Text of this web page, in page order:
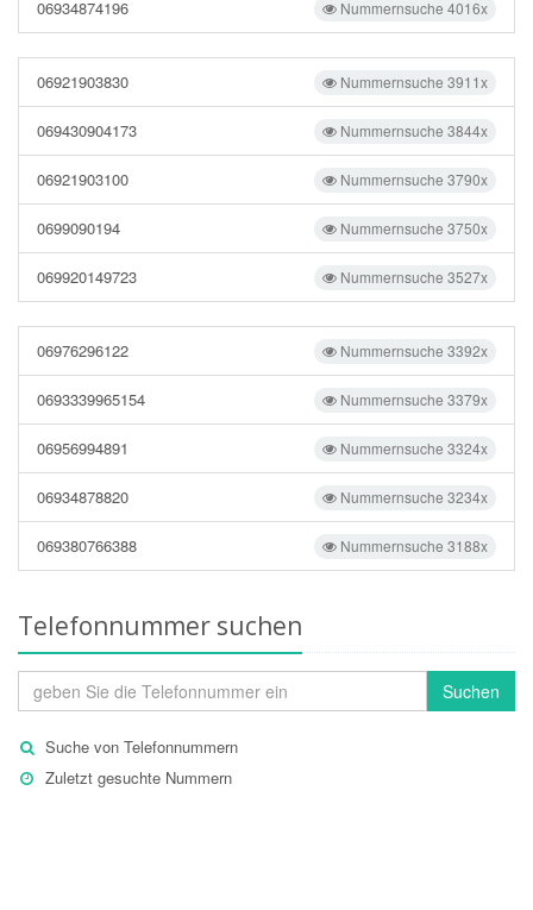
Nummernsuche 4016x
06934874196
Nummernsuche 3911x
06921903830
Nummernsuche 3844x
069430904173
Nummernsuche 3790x
06921903100
Nummernsuche 3750x
0699090194
Nummernsuche 3527x
069920149723
Nummernsuche 3392x
06976296122
Nummernsuche 3379x
0693339965154
Nummernsuche 3324x
06956994891
Nummernsuche 3234x
06934878820
Nummernsuche 3188x
069380766388
Telefonnummer suchen
Suchen
Suche von Telefonnummern
Zuletzt gesuchte Nummern